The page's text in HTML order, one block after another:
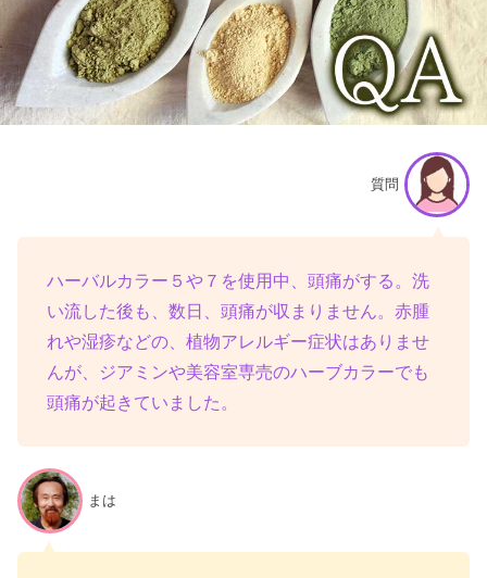
質問
ハーバルカラー５や７を使用中、頭痛がする。洗
い流した後も、数日、頭痛が収まりません。赤腫
れや湿疹などの、植物アレルギー症状はありませ
んが、ジアミンや美容室専売のハーブカラーでも
頭痛が起きていました。
まは